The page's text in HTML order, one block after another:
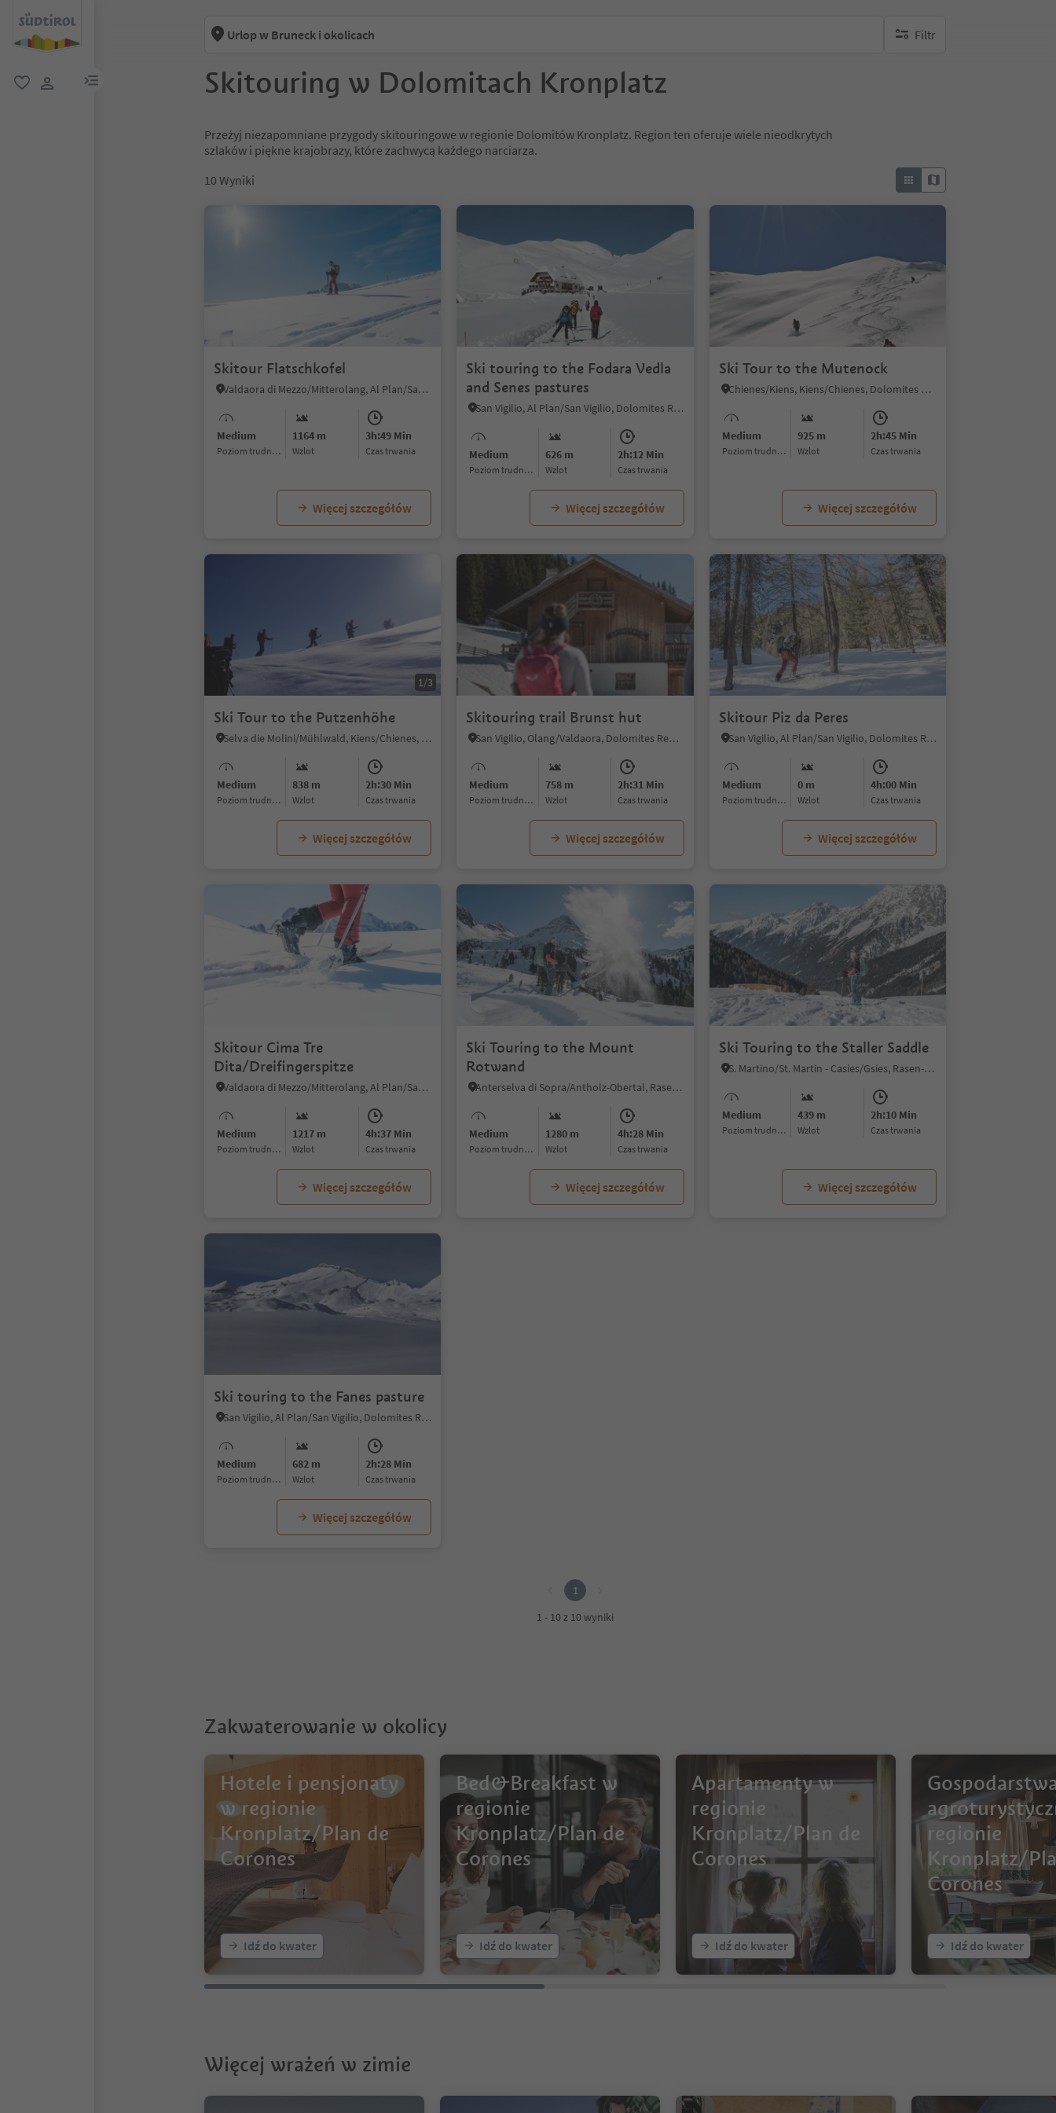
link menu
Urlop w Bruneck i okolicach Filtr
brak aktywnych filtrów
Skitouring w Dolomitach Kronplatz
Przeżyj niezapomniane przygody skitouringowe w regionie Dolomitów Kronplatz. Region ten oferuje wiele nieodkrytych
szlaków i piękne krajobrazy, które zachwycą każdego narciarza.
10 Wyniki
Skitour Flatschkofel
Valdaora di Mezzo/Mitterolang, Al Plan/San Vigilio, Dolomites Region Kronplatz/Plan de Corones
Medium
Poziom trudności
1164 m
Wzlot
3h:49 Min
czas trwania
Więcej szczegółów
Ski touring to the Fodara Vedla
and Senes pastures
San Vigilio, Al Plan/San Vigilio, Dolomites Region Kronplatz/Plan de Corones
Medium
Poziom trudności
626 m
Wzlot
2h:12 Min
czas trwania
Więcej szczegółów
Ski Tour to the Mutenock
Chienes/Kiens, Kiens/Chienes, Dolomites Region Kronplatz/Plan de Corones
Medium
Poziom trudności
925 m
Wzlot
2h:45 Min
czas trwania
Więcej szczegółów
1/3
Ski Tour to the Putzenhöhe
Selva die Molini/Mühlwald, Kiens/Chienes, Dolomites Region Kronplatz/Plan de Corones
Medium
Poziom trudności
838 m
Wzlot
2h:30 Min
czas trwania
Więcej szczegółów
1/5
Skitouring trail Brunst hut
San Vigilio, Olang/Valdaora, Dolomites Region Kronplatz/Plan de Corones
Medium
Poziom trudności
758 m
Wzlot
2h:31 Min
czas trwania
Więcej szczegółów
Skitour Piz da Peres
San Vigilio, Al Plan/San Vigilio, Dolomites Region Kronplatz/Plan de Corones
Medium
Poziom trudności
0 m
Wzlot
4h:00 Min
czas trwania
Więcej szczegółów
Skitour Cima Tre
Dita/Dreifingerspitze
Valdaora di Mezzo/Mitterolang, Al Plan/San Vigilio, Dolomites Region Kronplatz/Plan de Corones
Medium
Poziom trudności
1217 m
Wzlot
4h:37 Min
czas trwania
Więcej szczegółów
Ski Touring to the Mount
Rotwand
Anterselva di Sopra/Antholz-Obertal, Rasen-Antholz/Rasun Anterselva, Dolomites Region Kronplatz/Plan de Corones
Medium
Poziom trudności
1280 m
Wzlot
4h:28 Min
czas trwania
Więcej szczegółów
Ski Touring to the Staller Saddle
S. Martino/St. Martin - Casies/Gsies, Rasen-Antholz/Rasun Anterselva, Dolomites Region Kronplatz/Plan de Corones
Medium
Poziom trudności
439 m
Wzlot
2h:10 Min
czas trwania
Więcej szczegółów
Ski touring to the Fanes pasture
San Vigilio, Al Plan/San Vigilio, Dolomites Region Kronplatz/Plan de Corones
Medium
Poziom trudności
682 m
Wzlot
2h:28 Min
czas trwania
Więcej szczegółów
1
1 - 10 z 10 wyniki
Zakwaterowanie w okolicy
Hotele i pensjonaty
w regionie
Kronplatz/Plan de
Corones
Idź do kwater
Bed&Breakfast w
regionie
Kronplatz/Plan de
Corones
Idź do kwater
Apartamenty w
regionie
Kronplatz/Plan de
Corones
Idź do kwater
regionie
Kronplatz/
Corones
Idź do kwater
Więcej wrażeń w zimie